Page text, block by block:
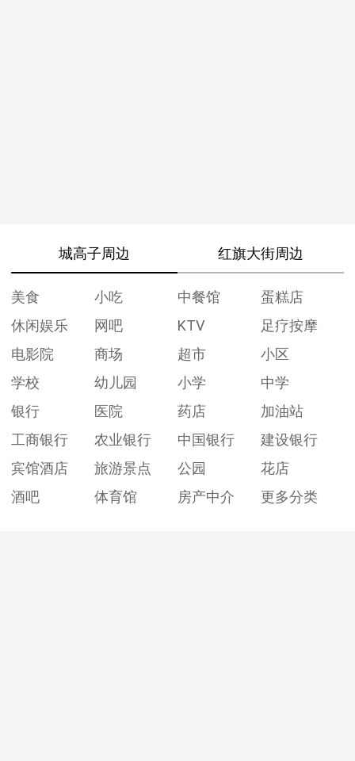
城高子周边 红旗大街周边
美食 小吃 中餐馆
蛋糕店
休闲娱乐
网吧 KTV
足疗按摩
电影院
商场 超市
小区
学校
幼儿园 小学
中学
银行
医院 药店
加油站
工商银行
农业银行 中国银行
建设银行
宾馆酒店
旅游景点 公园
花店
酒吧
体育馆 房产中介 更多分类